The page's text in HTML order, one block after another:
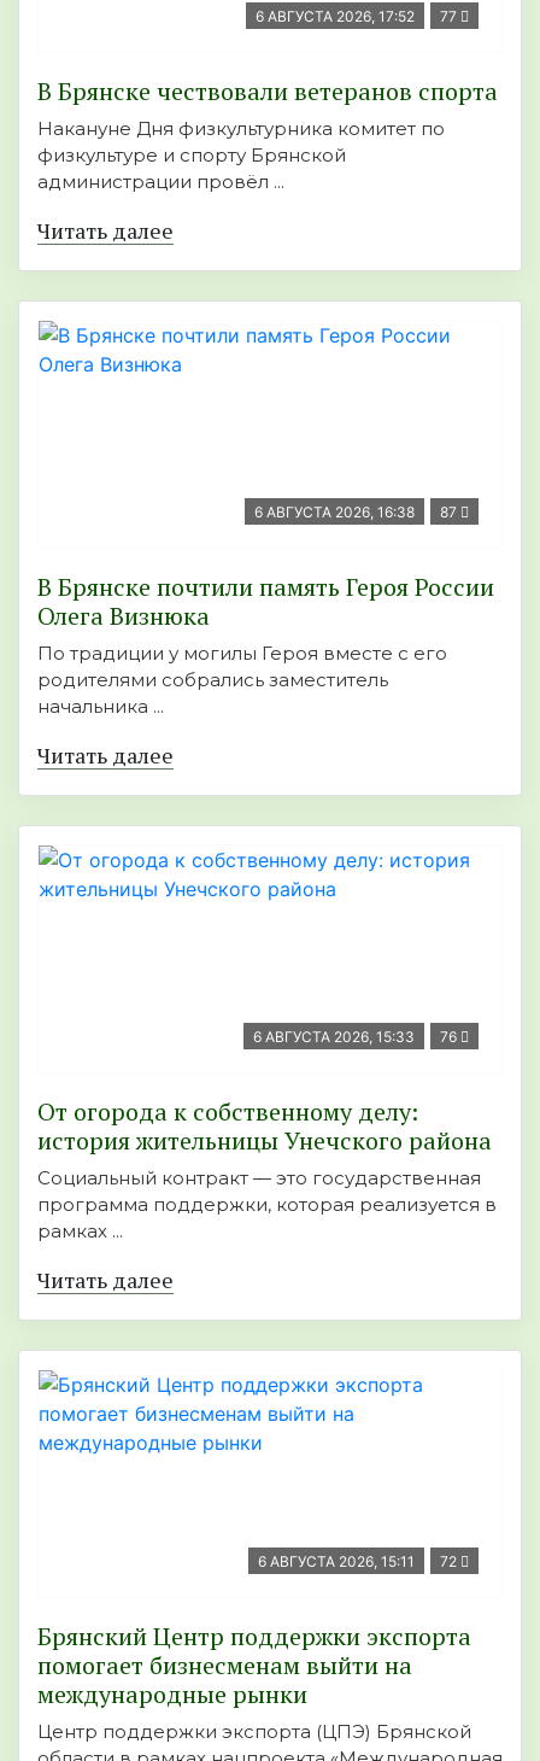
6 АВГУСТА 2026, 17:52 77
В Брянске чествовали ветеранов спорта
Накануне Дня физкультурника комитет по
физкультуре и спорту Брянской
администрации провёл ...
Читать далее
6 АВГУСТА 2026, 16:38 87
В Брянске почтили память Героя России
Олега Визнюка
По традиции у могилы Героя вместе с его
родителями собрались заместитель
начальника ...
Читать далее
6 АВГУСТА 2026, 15:33 76
От огорода к собственному делу:
история жительницы Унечского района
Социальный контракт — это государственная
программа поддержки, которая реализуется в
рамках ...
Читать далее
6 АВГУСТА 2026, 15:11 72
Брянский Центр поддержки экспорта
помогает бизнесменам выйти на
международные рынки
Центр поддержки экспорта (ЦПЭ) Брянской